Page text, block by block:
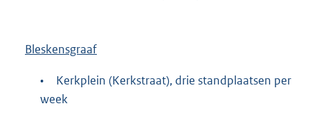
Bleskensgraaf
•
Kerkplein (Kerkstraat), drie standplaatsen per
week